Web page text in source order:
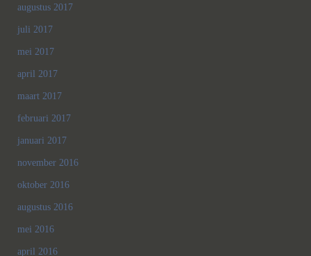
augustus 2017
juli 2017
mei 2017
april 2017
maart 2017
februari 2017
januari 2017
november 2016
oktober 2016
augustus 2016
mei 2016
april 2016